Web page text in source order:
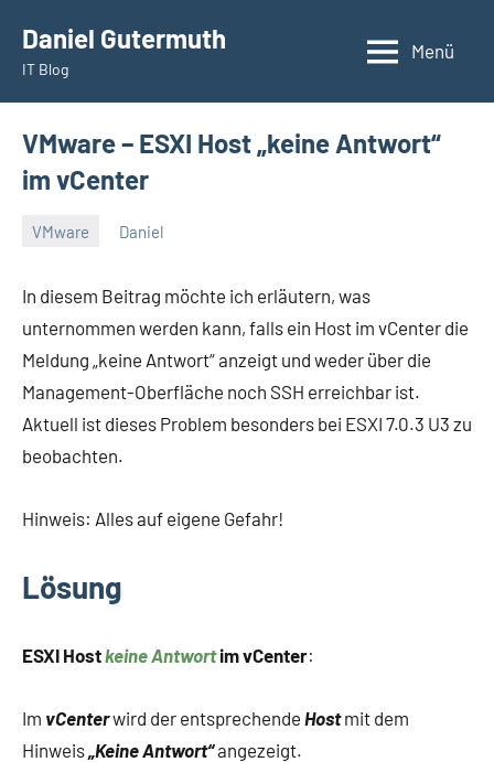
Inhalt
springen
Daniel Gutermuth
IT Blog
Menü
VMware – ESXI Host „keine Antwort“
im vCenter
VMware
2021
Daniel
In diesem Beitrag möchte ich erläutern, was
unternommen werden kann, falls ein Host im vCenter die
Meldung „keine Antwort“ anzeigt und weder über die
Management-Oberfläche noch SSH erreichbar ist.
Aktuell ist dieses Problem besonders bei ESXI 7.0.3 U3 zu
beobachten.
Hinweis: Alles auf eigene Gefahr!
Lösung
ESXI Hostkeine Antwortim vCenter:
Im vCenterwird der entsprechende Hostmit dem
Hinweis„Keine Antwort“angezeigt.